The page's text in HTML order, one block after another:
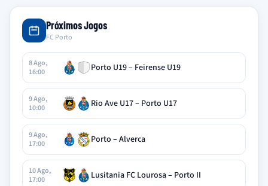
Próximos Jogos
FC Porto
8 Ago,
16:00
Porto U19 – Feirense U19
9 Ago,
10:00
Rio Ave U17 – Porto U17
9 Ago,
17:00
Porto – Alverca
10 Ago,
17:00
Lusitania FC Lourosa – Porto II